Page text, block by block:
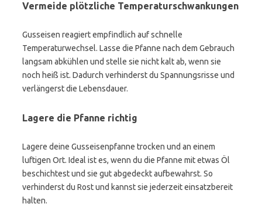
Vermeide plötzliche Temperaturschwankungen
Gusseisen reagiert empfindlich auf schnelle
Temperaturwechsel. Lasse die Pfanne nach dem Gebrauch
langsam abkühlen und stelle sie nicht kalt ab, wenn sie
noch heiß ist. Dadurch verhinderst du Spannungsrisse und
verlängerst die Lebensdauer.
Lagere die Pfanne richtig
Lagere deine Gusseisenpfanne trocken und an einem
luftigen Ort. Ideal ist es, wenn du die Pfanne mit etwas Öl
beschichtest und sie gut abgedeckt aufbewahrst. So
verhinderst du Rost und kannst sie jederzeit einsatzbereit
halten.